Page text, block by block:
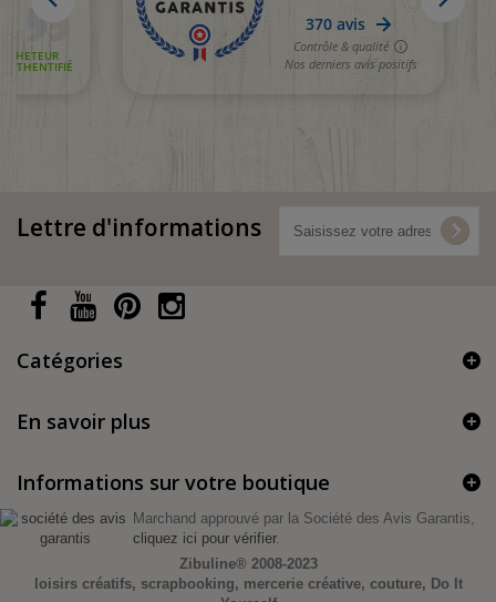
Lettre d'informations
Catégories
En savoir plus
Informations sur votre boutique
Marchand approuvé par la Société des Avis Garantis,
cliquez ici pour vérifier.
Zibuline® 2008-2023
loisirs créatifs, scrapbooking, mercerie créative, couture, Do It